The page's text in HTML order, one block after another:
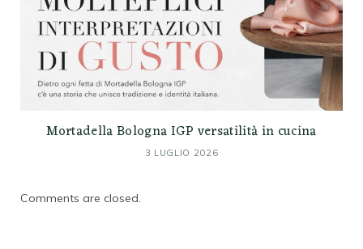
Mortadella Bologna IGP versatilità in cucina
3 LUGLIO 2026
Comments are closed.